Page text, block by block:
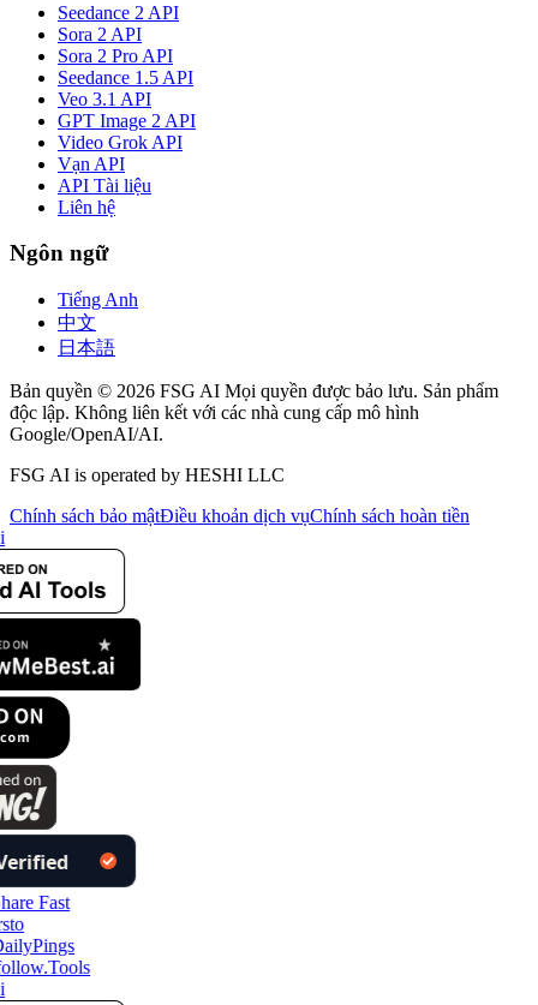
Seedance 2 API
Sora 2 API
Sora 2 Pro API
Seedance 1.5 API
Veo 3.1 API
GPT Image 2 API
Video Grok API
Vạn API
API Tài liệu
Liên hệ
Ngôn ngữ
Tiếng Anh
中文
日本語
Bản quyền © 2026 FSG AI Mọi quyền được bảo lưu. Sản phẩm
độc lập. Không liên kết với các nhà cung cấp mô hình
Google/OpenAI/AI.
FSG AI is operated by HESHI LLC
Chính sách bảo mậtĐiều khoản dịch vụChính sách hoàn tiền